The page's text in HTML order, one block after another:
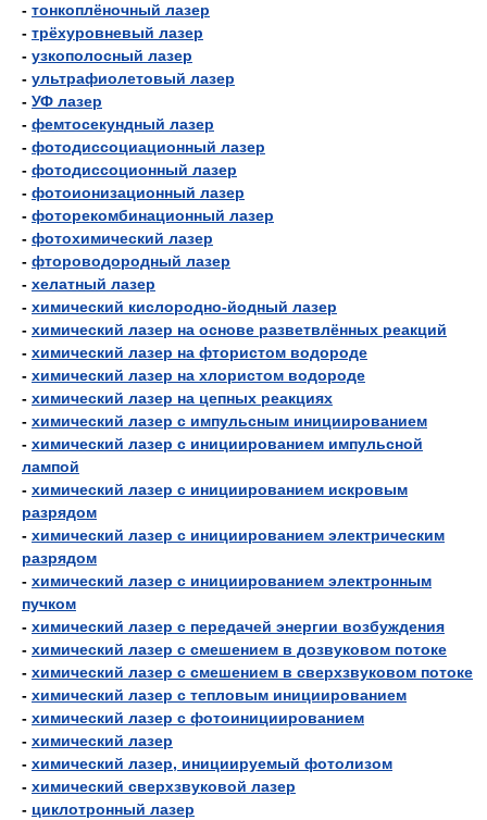
- тонкоплёночный лазер
- трёхуровневый лазер
- узкополосный лазер
- ультрафиолетовый лазер
- УФ лазер
- фемтосекундный лазер
- фотодиссоциационный лазер
- фотодиссоционный лазер
- фотоионизационный лазер
- фоторекомбинационный лазер
- фотохимический лазер
- фтороводородный лазер
- хелатный лазер
- химический кислородно-йодный лазер
- химический лазер на основе разветвлённых реакций
- химический лазер на фтористом водороде
- химический лазер на хлористом водороде
- химический лазер на цепных реакциях
- химический лазер с импульсным инициированием
- химический лазер с инициированием импульсной
лампой
- химический лазер с инициированием искровым
разрядом
- химический лазер с инициированием электрическим
разрядом
- химический лазер с инициированием электронным
пучком
- химический лазер с передачей энергии возбуждения
- химический лазер с смешением в дозвуковом потоке
- химический лазер с смешением в сверхзвуковом потоке
- химический лазер с тепловым инициированием
- химический лазер с фотоинициированием
- химический лазер
- химический лазер, инициируемый фотолизом
- химический сверхзвуковой лазер
- циклотронный лазер